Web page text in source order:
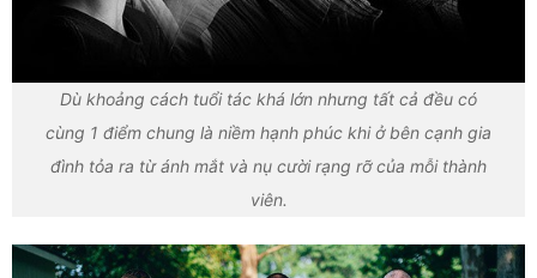
Dù khoảng cách tuổi tác khá lớn nhưng tất cả đều có
cùng 1 điểm chung là niềm hạnh phúc khi ở bên cạnh gia
đình tỏa ra từ ánh mắt và nụ cười rạng rỡ của mỗi thành
viên.